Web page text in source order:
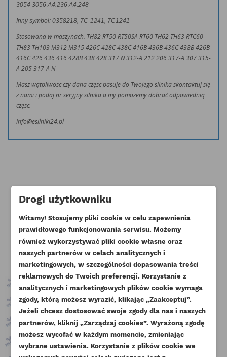
UTWÓRZ LISTĘ ŻYCZEŃ
ZALOGUJ SIĘ
3054 3056 A4.236 A4.248
Inny symbol: 0358218, 7C-1241, 7C1241
Stosowana w maszynach: TH82 RT50 RT50SA RT60 TH62 TH63 RTC60
TH83 TH103 M312 M315426C 428C 438C 416B 436B 436C 438B 426B
416C 426 436 416 428B 438 428317 N 312-A 212 206 317-A 307 315-
A 205 317-A N
Masz wątpliwość czy dana część pasuje do Twojego silnika skontaktuj się
z nami i podaj nr seryjny silnika a my pomożemy dobrać odpowiednią
część.
info@esilniki24.pl
Klienci którzy zakupili ten produkt
kupili również:
Drogi użytkowniku
Witamy! Stosujemy pliki cookie w celu zapewnienia
prawidłowego funkcjonowania serwisu. Możemy
również wykorzystywać pliki cookie własne oraz
naszych partnerów w celach analitycznych i
marketingowych, w szczególności dopasowania treści
reklamowych do Twoich preferencji. Korzystanie z
analitycznych i marketingowych plików cookie wymaga
zgody, którą możesz wyrazić, klikając „Zaakceptuj”.
Jeżeli chcesz dostosować swoje zgody dla nas i naszych
partnerów, kliknij „Zarządzaj cookies”. Wyrażoną zgodę
możesz wycofać w każdym momencie, zmieniając
wybrane ustawienia. Korzystanie z plików cookie we